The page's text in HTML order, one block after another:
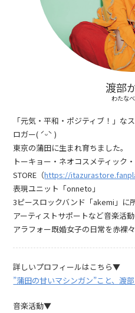
渡部
わたな
「元気・平和・ポジティブ！」な
ロガー( ˊᵕˋ )
東京の蒲田に生まれ育ちました。
トーキョー・ネオコスメティック
STORE（https://
表現ユニット「onneto」
3ピースロックバンド「akemi」に所
アーティストサポートなど音楽活動
アラフォー既婚女子の日常を赤裸
詳しいプロフィールはこちら▼
”蒲田の甘いマシンガン”こと、渡
音楽活動▼